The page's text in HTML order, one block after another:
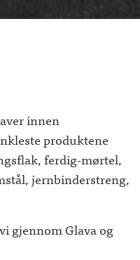
innen
produktene
ferdig-mørtel,
jernbinderstreng,
gjennom Glava og